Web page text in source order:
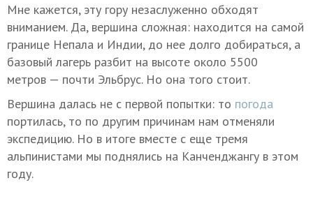
Мне кажется, эту гору незаслуженно обходят
вниманием. Да, вершина сложная: находится на самой
границе Непала и Индии, до нее долго добираться, а
базовый лагерь разбит на высоте около 5500
метров — почти Эльбрус. Но она того стоит.
Вершина далась не с первой попытки: то погода
портилась, то по другим причинам нам отменяли
экспедицию. Но в итоге вместе с еще тремя
альпинистами мы поднялись на Канченджангу в этом
году.